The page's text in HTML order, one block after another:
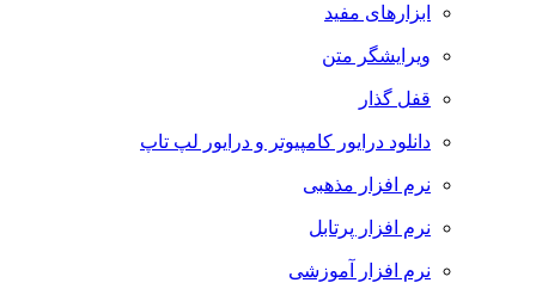
ابزارهای مفید
ویرایشگر متن
قفل گذار
دانلود درایور کامپیوتر و درایور لپ تاپ
نرم افزار مذهبی
نرم افزار پرتابل
نرم افزار آموزشی